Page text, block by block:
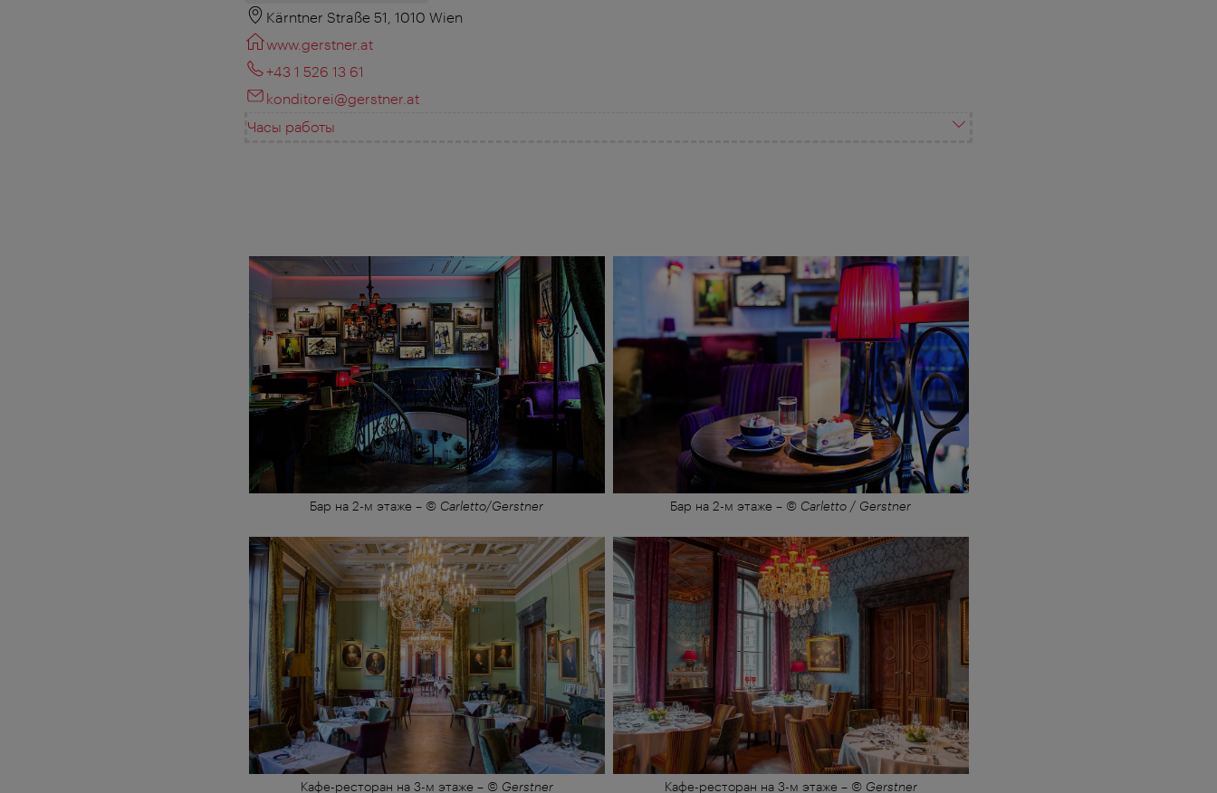
Kärntner Straße 51, 1010 Wien
www.gerstner.at
+43 1 526 13 61
konditorei@gerstner.at
Часы работы
Бар на 2-м этаже – © Carletto/Gerstner Бар на 2-м этаже – © Carletto / Gerstner
Кафе-ресторан на 3-м этаже – © Gerstner Кафе-ресторан на 3-м этаже – © Gerstner